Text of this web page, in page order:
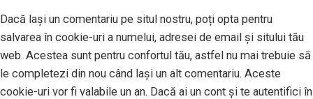
Dacă lași un comentariu pe situl nostru, poți opta pentru
salvarea în cookie-uri a numelui, adresei de email și sitului tău
web. Acestea sunt pentru confortul tău, astfel nu mai trebuie să
le completezi din nou când lași un alt comentariu. Aceste
cookie-uri vor fi valabile un an. Dacă ai un cont și te autentifici în